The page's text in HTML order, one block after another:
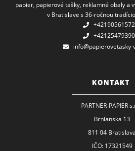
papier, papierové tašky, reklamné obaly a
v Bratislave s 36-ročnou
info@papierovetasky-
KONTAKT
PARTNER-PAPIER
Brnianska 13
811 04 Bratislava
IČO: 17321549